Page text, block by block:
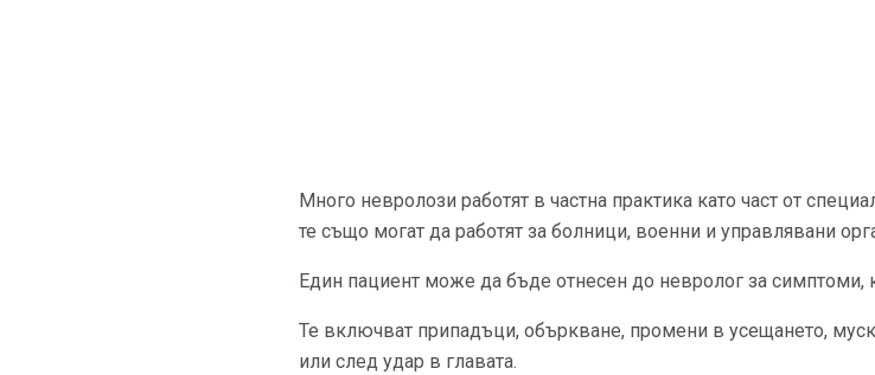
Много невролози работят в частна практика като част от
те също могат да работят за болници, военни и управлявани
Един пациент може да бъде отнесен до невролог за симптоми,
Те включват припадъци, объркване, промени в усещането,
или след удар в главата.